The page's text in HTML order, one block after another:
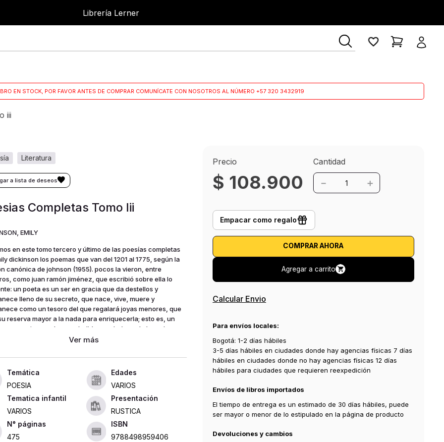
Librería Lerner
EN STOCK, POR FAVOR ANTES DE COMPRAR COMUNÍCATE CON NOSOTROS AL NÚMERO +57 320 3432919
iii
literatura
Completas Tomo Iii
EMILY
en este tomo tercero y último de las poesías completas
dickinson los poemas que van del 1201 al 1775, según la
canónica de johnson (1955). pocos la vieron, entre
como juan ramón jiménez, que escribió sobre ella lo
un poeta es un ser en gracia que da destellos y
lleno de su secreto, que nace, vive, muere y
como un tesoro del que regalará joyas menores, que
reserva mayor a la nada para enriquecerla; esto es, un
es un enriquecedor, un abolidor verdadero, de la nada.
conciencia más rica que la de un poeta de esta naturaleza?
a la eternidad, por si estaba vacía; que se llevó el mundo
de la ausencia de su vida humana al universo de su
definitiva, por si acaso. cada vez que e. d. vuelve a la
poética, después de los olvidos, vuelve para dar
vital y estético a una jeneración nueva que encuentra en
sus escapes, y sus paradojas, todo trascendente,
renovación de ella y de ellos. siempre está viva y
mejor, siempre está resucitada.
nació en amherst (massachusetts, estados
POESIA
Edades
VARIOS
Tematica infantil
VARIOS
Presentación
RUSTICA
475
ISBN
9788498959406
Precio
$ 108.900
Cantidad
＋
－
Empacar como regalo
COMPRAR AHORA
Agregar a carrito
Calcular Envio
Para envíos locales:
Bogotá: 1-2 días hábiles
3-5 días hábiles en ciudades donde hay agencias físicas 7 días
hábiles en ciudades donde no hay agencias físicas 12 días
hábiles para ciudades que requieren reexpedición
Envíos de libros importados
El tiempo de entrega es un estimado de 30 días hábiles, puede
ser mayor o menor de lo estipulado en la página de producto
Devoluciones y cambios